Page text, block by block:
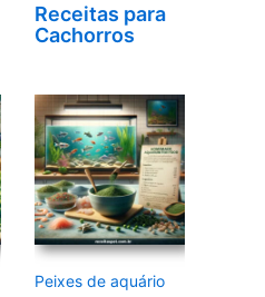
Receitas para
Cachorros
Peixes de aquário